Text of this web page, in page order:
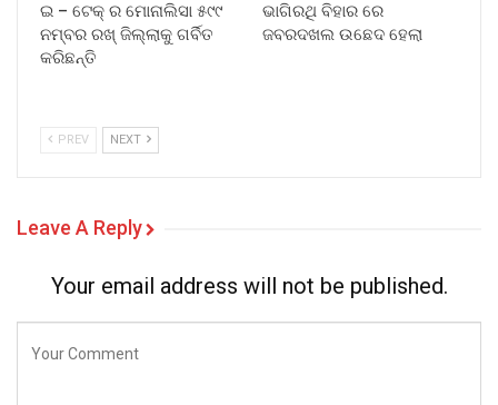
ଇ – ଟେକ୍ ର ମୋନାଲିସା ୫୯୯
ନମ୍ବର ରଖ୍ ଜିଲ୍ଲାକୁ ଗର୍ବିତ
କରିଛନ୍ତି
ଭାଗିରଥି ବିହାର ରେ
ଜବରଦଖଲ ଉଛେଦ ହେଲା
PREV NEXT
Leave A Reply
Your email address will not be published.